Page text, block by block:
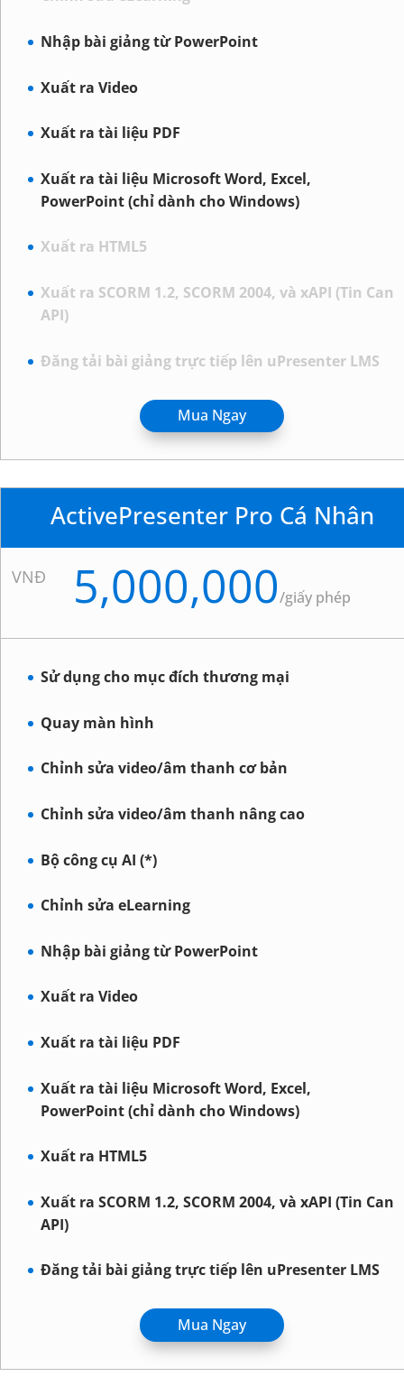
Nhập bài giảng từ PowerPoint
Xuất ra Video
Xuất ra tài liệu PDF
Xuất ra tài liệu Microsoft Word, Excel,
PowerPoint (chỉ dành cho Windows)
Xuất ra HTML5
Xuất ra SCORM 1.2, SCORM 2004, và xAPI (Tin Can
API)
Đăng tải bài giảng trực tiếp lên uPresenter LMS
Mua Ngay
ActivePresenter Pro Cá Nhân
VNĐ 5,000,000/giấy phép
Sử dụng cho mục đích thương mại
Quay màn hình
Chỉnh sửa video/âm thanh cơ bản
Chỉnh sửa video/âm thanh nâng cao
Bộ công cụ AI (*)
Chỉnh sửa eLearning
Nhập bài giảng từ PowerPoint
Xuất ra Video
Xuất ra tài liệu PDF
Xuất ra tài liệu Microsoft Word, Excel,
PowerPoint (chỉ dành cho Windows)
Xuất ra HTML5
Xuất ra SCORM 1.2, SCORM 2004, và xAPI (Tin Can
API)
Đăng tải bài giảng trực tiếp lên uPresenter LMS
Mua Ngay